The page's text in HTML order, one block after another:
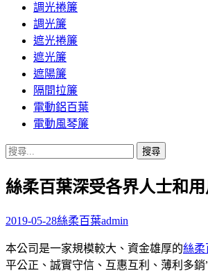
調光捲簾
調光簾
遮光捲簾
遮光簾
遮陽簾
隔間拉簾
電動鋁百葉
電動風琴簾
搜
關
字:
絲柔百葉深受各界人士和
2019-05-28絲柔百葉admin
本公司是一家規模較大、資金雄厚的絲柔
平公正、誠實守信、互惠互利、薄利多銷